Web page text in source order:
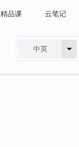
品课 云笔记
中英